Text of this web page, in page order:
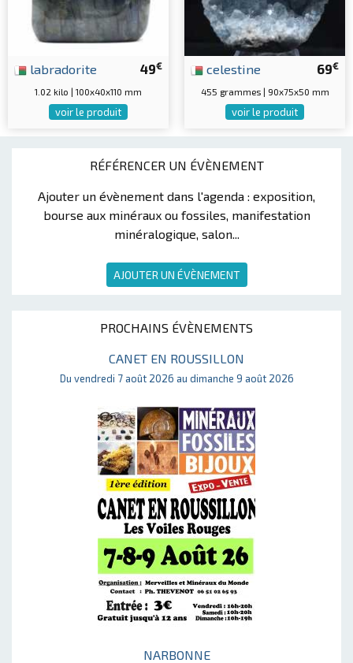
RÉFÉRENCER UN ÉVÈNEMENT
Ajouter un évènement dans l'agenda : exposition,
bourse aux minéraux ou fossiles, manifestation
minéralogique, salon...
AJOUTER UN ÉVÈNEMENT
PROCHAINS ÉVÈNEMENTS
CANET EN ROUSSILLON
Du vendredi 7 août 2026 au dimanche 9 août 2026
NARBONNE
49€
labradorite
1.02 kilo | 100x40x110 mm
voir le produit
69€
celestine
455 grammes | 90x75x50 mm
voir le produit